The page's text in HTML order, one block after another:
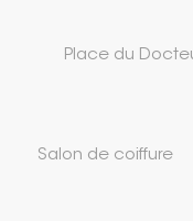
Place du
Salon de coiffure